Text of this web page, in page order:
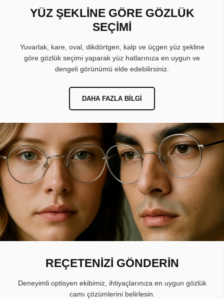
YÜZ ŞEKLİNE GÖRE GÖZLÜK
SEÇİMİ
Yuvarlak, kare, oval, dikdörtgen, kalp ve üçgen yüz şekline
göre gözlük seçimi yaparak yüz hatlarınıza en uygun ve
dengeli görünümü elde edebilirsiniz.
DAHA FAZLA BILGI
REÇETENİZİ GÖNDERİN
Deneyimli optisyen ekibimiz, ihtiyaçlarınıza en uygun gözlük
camı çözümlerini belirlesin.